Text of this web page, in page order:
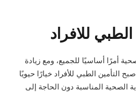
للافراد
أمرًا أساسيًا للجميع، ومع زيادة
التأمين الطبي للأفراد خيارًا حيويًا
الصحية المناسبة دون الحاجة إلى